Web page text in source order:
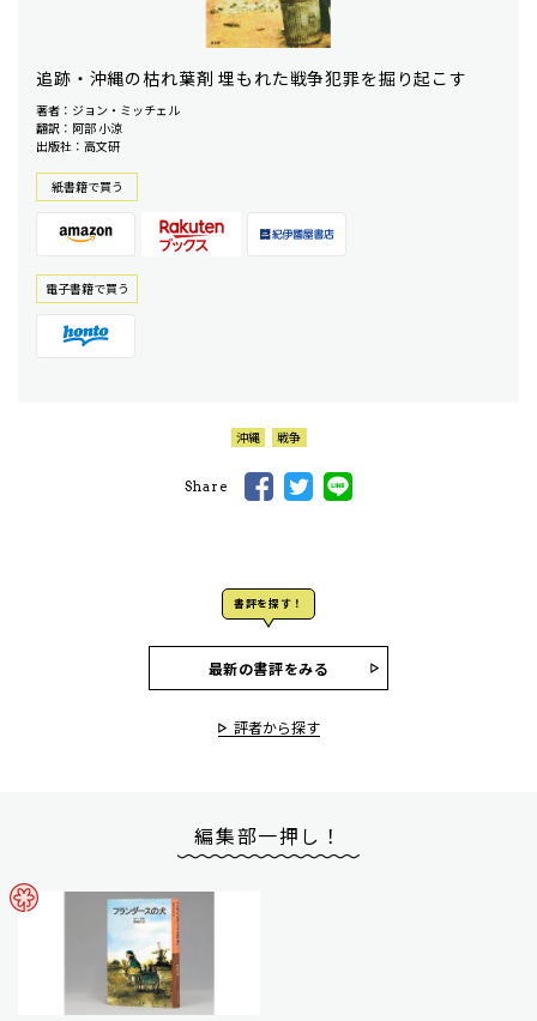
追跡・沖縄の枯れ葉剤 埋もれた戦争犯罪を掘り起こす
著者：ジョン・ミッチェル
翻訳：阿部 小涼
出版社：高文研
紙書籍で買う
電⼦書籍で買う
沖縄 戦争
Share
書評を探す！
最新の書評をみる
評者から探す
編集部一押し！